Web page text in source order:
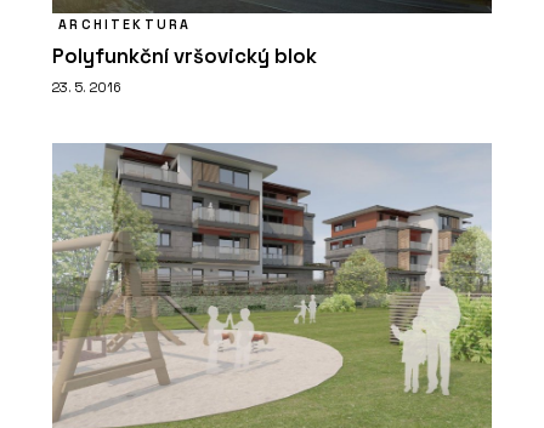
ARCHITEKTURA
Polyfunkční vršovický blok
23. 5. 2016